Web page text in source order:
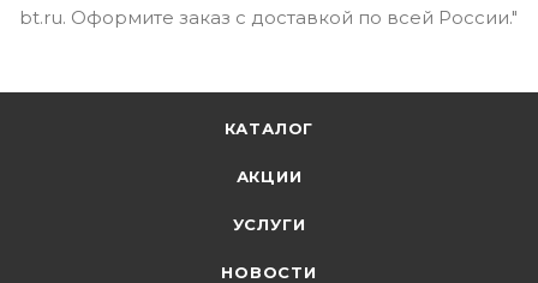
bt.ru. Оформите заказ с доставкой по всей России."
КАТАЛОГ
АКЦИИ
УСЛУГИ
НОВОСТИ